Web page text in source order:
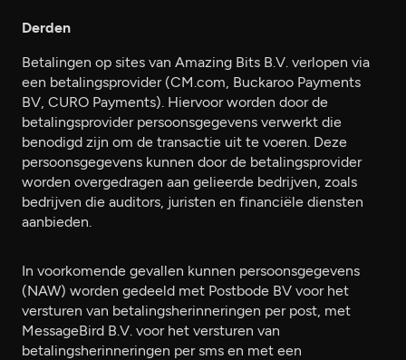
Derden
Betalingen op sites van Amazing Bits B.V. verlopen via
een betalingsprovider (CM.com, Buckaroo Payments
BV, CURO Payments). Hiervoor worden door de
betalingsprovider persoonsgegevens verwerkt die
benodigd zijn om de transactie uit te voeren. Deze
persoonsgegevens kunnen door de betalingsprovider
worden overgedragen aan gelieerde bedrijven, zoals
bedrijven die auditors, juristen en financiële diensten
aanbieden.
In voorkomende gevallen kunnen persoonsgegevens
(NAW) worden gedeeld met Postbode BV voor het
versturen van betalingsherinneringen per post, met
MessageBird B.V. voor het versturen van
betalingsherinneringen per sms en met een